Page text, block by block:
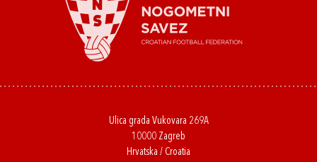
Ulica grada Vukovara 269A
10000 Zagreb
Hrvatska / Croatia